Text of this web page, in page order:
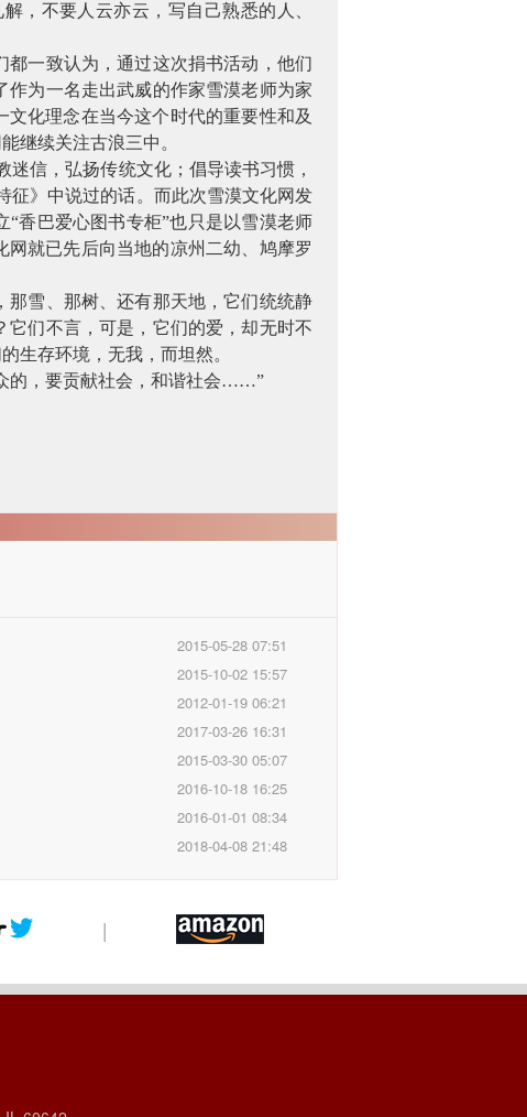
，不要人云亦云，写自己熟悉的人、
一致认为，通过这次捐书活动，他们
为一名走出武威的作家雪漠老师为家
化理念在当今这个时代的重要性和及
继续关注古浪三中。
迷信，弘扬传统文化；倡导读书习惯，
征》中说过的话。而此次雪漠文化网发
香巴爱心图书专柜”也只是以雪漠老师
就已先后向当地的凉州二幼、鸠摩罗
那雪、那树、还有那天地，它们统统静
们不言，可是，它们的爱，却无时不
生存环境，无我，而坦然。
的，要贡献社会，和谐社会……”
2015-05-28 07:51
2015-10-02 15:57
2012-01-19 06:21
2017-03-26 16:31
2015-03-30 05:07
2016-10-18 16:25
2016-01-01 08:34
2018-04-08 21:48
|